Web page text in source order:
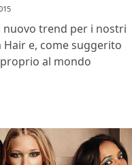
trend per i nostri
Hair e, come suggerito
al mondo